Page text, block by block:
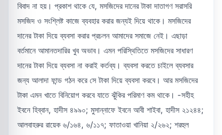
বিবাদ না হয়। প্রকাশ থাকে যে, মসজিদের দানের টাকা দাতাগণ সরাসরি
মসজিদ ও সংশ্লিষ্ট কাজে ব্যবহার করার জন্যই দিয়ে থাকে। মসজিদের
দানের টাকা দিয়ে ব্যবসা করার প্রচলন আমাদের সমাজে নেই। এছাড়া
বর্তমানে আমানতদারির খুব অভাব। এমন পরিস্থিতিতে মসজিদের সাধারণ
দানের টাকা দিয়ে ব্যবসা না করাই কর্তব্য। ব্যবসা করতে চাইলে ব্যবসার
জন্য আলাদা ফান্ড গঠন করে সে টাকা দিয়ে ব্যবসা করবে। আর মসজিদের
টাকা এমন খাতে বিনিয়োগ করবে যাতে ঝুঁকির পরিমাণ কম থাকে। -সহীহ
ইবনে হিব্বান, হাদীস ৪৯৯০; মুসান্নাফে ইবনে আবী শাইবা, হাদীস ২১২৪৪;
আলবাহরুর রায়েক ৬/১৬৪, ৬/১১৭; ফাতাওয়া খানিয়া ২/২৬২; শরহুল